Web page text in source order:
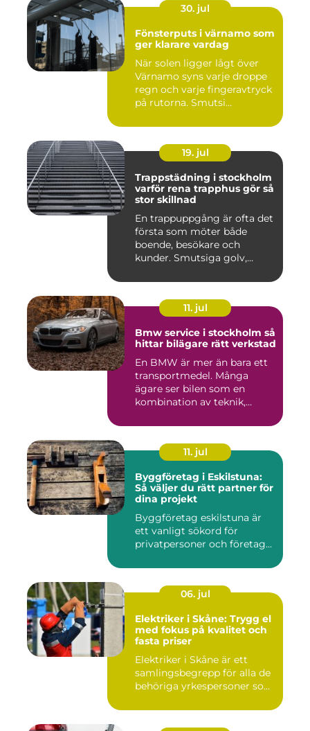
30. jul
Fönsterputs i värnamo som
ger klarare vardag
När solen ligger lågt över
Värnamo syns varje droppe
regn och varje fingeravtryck
på rutorna. Smutsi...
19. jul
Trappstädning i stockholm
varför rena trapphus gör så
stor skillnad
En trappuppgång är ofta det
första som möter både
boende, besökare och
kunder. Smutsiga golv,
11. jul
Bmw service i stockholm så
hittar bilägare rätt verkstad
En BMW är mer än bara ett
transportmedel. Många
ägare ser bilen som en
kombination av teknik,
11. jul
Byggföretag i Eskilstuna:
Så väljer du rätt partner för
dina projekt
Byggföretag eskilstuna är
ett vanligt sökord för
privatpersoner och företag...
06. jul
Elektriker i Skåne: Trygg el
med fokus på kvalitet och
fasta priser
Elektriker i Skåne är ett
samlingsbegrepp för alla de
behöriga yrkespersoner so...